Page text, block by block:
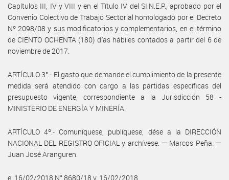
Capítulos III, IV y VIII y en el Título IV del SI.N.E.P., aprobado por el
Convenio Colectivo de Trabajo Sectorial homologado por el Decreto
Nº 2098/08 y sus modificatorios y complementarios, en el término
de CIENTO OCHENTA (180) días hábiles contados a partir del 6 de
noviembre de 2017.
ARTÍCULO 3°.- El gasto que demande el cumplimiento de la presente
medida será atendido con cargo a las partidas específicas del
presupuesto vigente, correspondiente a la Jurisdicción 58 -
MINISTERIO DE ENERGÍA Y MINERÍA.
ARTÍCULO 4º.- Comuníquese, publíquese, dése a la DIRECCIÓN
NACIONAL DEL REGISTRO OFICIAL y archívese. — Marcos Peña. —
Juan José Aranguren.
e. 16/02/2018 N° 8680/18 v. 16/02/2018